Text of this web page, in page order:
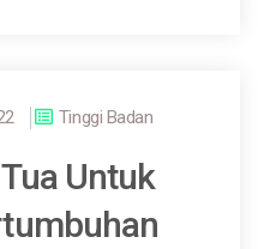
Tinggi Badan
Untuk